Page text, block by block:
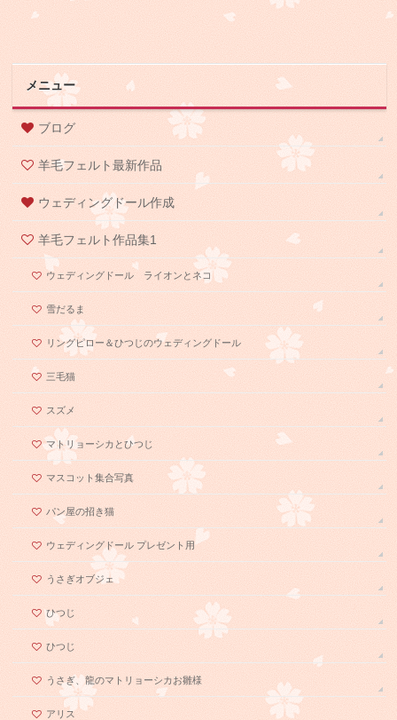
メニュー
ブログ
羊毛フェルト最新作品
ウェディングドール作成
羊毛フェルト作品集1
ウェディングドール ライオンとネコ
雪だるま
リングピロー＆ひつじのウェディングドール
三毛猫
スズメ
マトリョーシカとひつじ
マスコット集合写真
パン屋の招き猫
ウェディングドール プレゼント用
うさぎオブジェ
ひつじ
ひつじ
うさぎ、龍のマトリョーシカお雛様
アリス